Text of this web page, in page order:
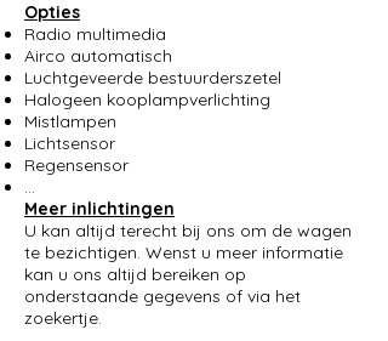
Opties
Radio multimedia
Airco automatisch
Luchtgeveerde bestuurderszetel
Halogeen kooplampverlichting
Mistlampen
Lichtsensor
Regensensor
...
Meer inlichtingen
U kan altijd terecht bij ons om de wagen
te bezichtigen. Wenst u meer informatie
kan u ons altijd bereiken op
onderstaande gegevens of via het
zoekertje.